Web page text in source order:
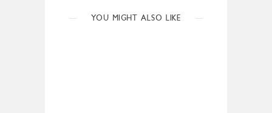
YOU MIGHT ALSO LIKE